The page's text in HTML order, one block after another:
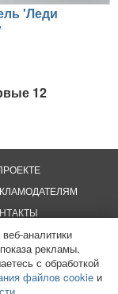
'Леди
12
файлов cookie
Монетизация
аналитики
рекламы.
с обработкой
файлов cookieи